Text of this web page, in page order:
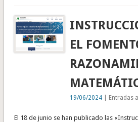
EL
19/06/2024 | Entradas
El 18 de junio se han publicado las